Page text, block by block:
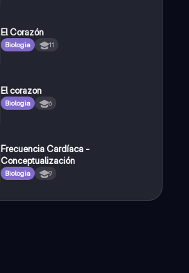
El Corazón
Biologia 11
El corazon
Biologia 6
Frecuencia Cardíaca -
Conceptualización
Biologia 9